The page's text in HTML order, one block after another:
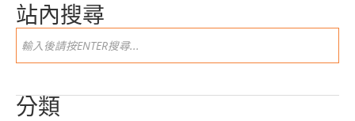
站內搜尋
分類